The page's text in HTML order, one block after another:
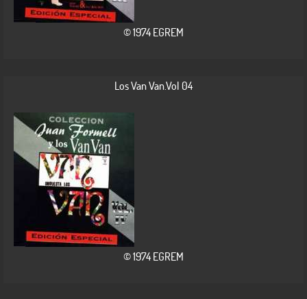
© 1974 EGREM
Los Van Van.Vol 04
© 1974 EGREM